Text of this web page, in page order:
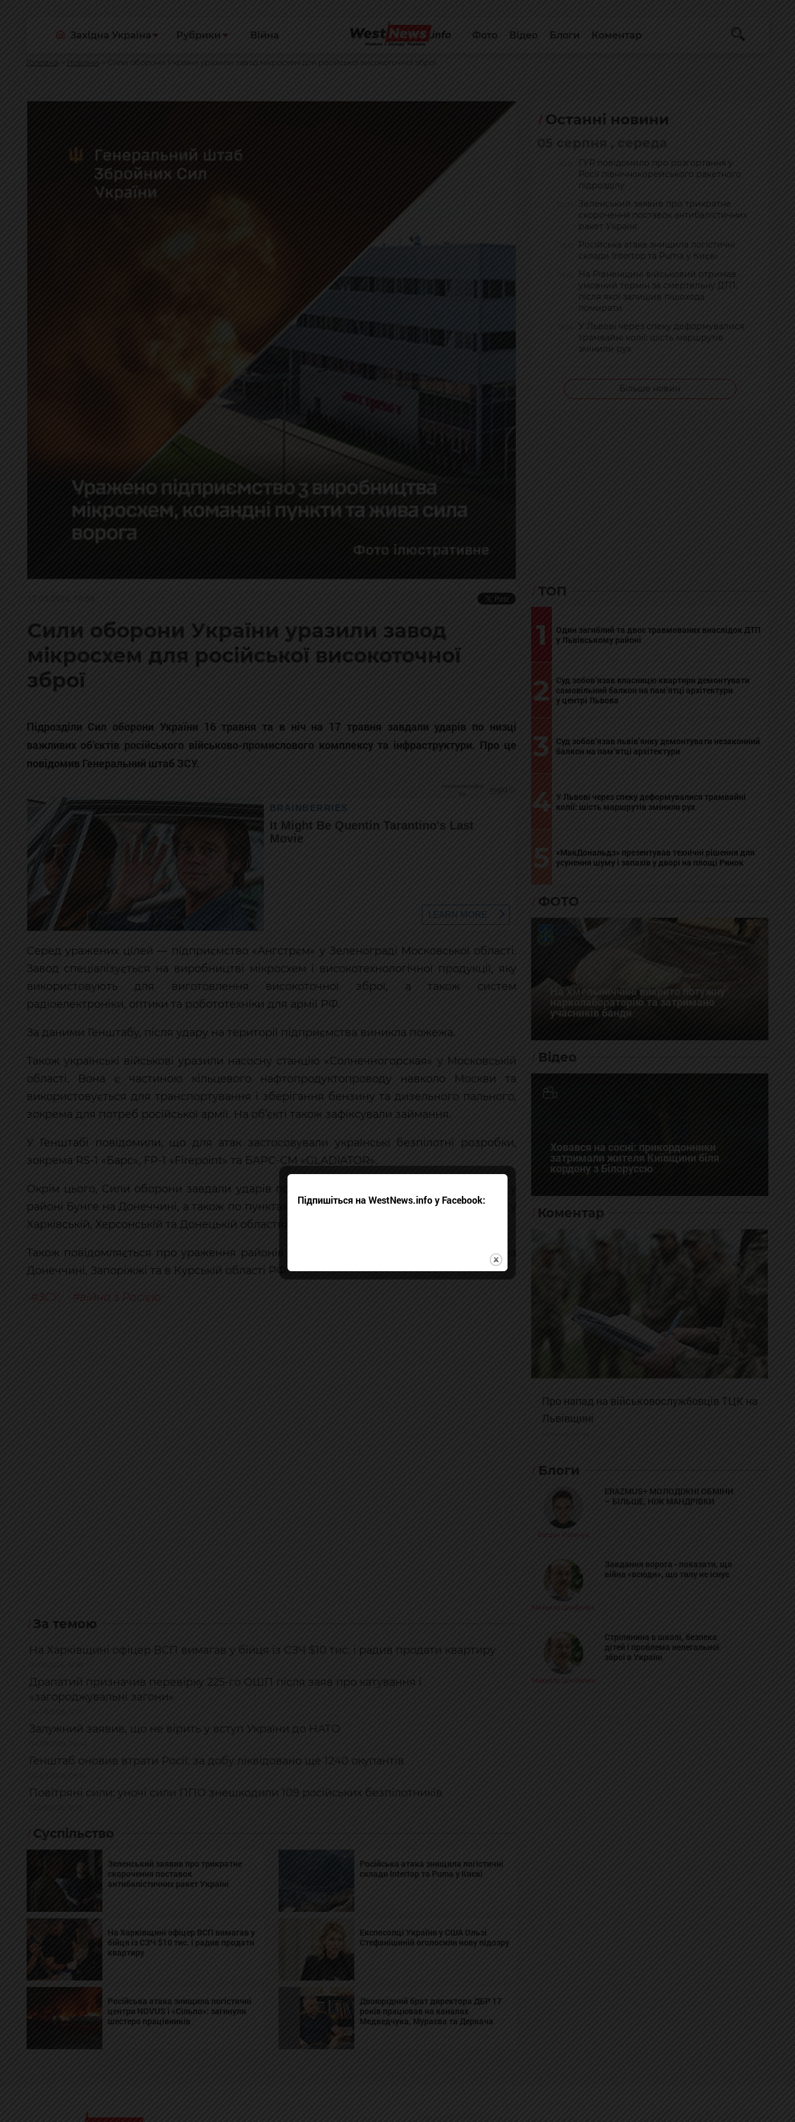
Західна Україна Рубрики Війна Фото Відео Блоги Коментар
Головна Новини Сили оборони України уразили завод мікросхем для російської високоточної зброї
Сили оборони України уразили завод
мікросхем для російської високоточної
зброї
Підрозділи Сил оборони України 16 травня та в ніч на 17 травня завдали ударів по низці
важливих об’єктів російського військово-промислового комплексу та інфраструктури. Про це
повідомив Генеральний штаб ЗСУ.
Серед уражених цілей — підприємство «Ангстрєм» у Зеленограді Московської області.
Завод спеціалізується на виробництві мікросхем і високотехнологічної продукції, яку
використовують для виготовлення високоточної зброї, а також систем
радіоелектроніки, оптики та робототехніки для армії РФ.
За даними Генштабу, після удару на території підприємства виникла пожежа.
Також українські військові уразили насосну станцію «Солнечногорская» у Московській
області. Вона є частиною кільцевого нафтопродуктопроводу навколо Москви та
використовується для транспортування і зберігання бензину та дизельного пального,
зокрема для потреб російської армії. На об’єкті також зафіксували займання.
У Генштабі повідомили, що для атак застосовували українські безпілотні розробки,
зокрема RS-1 «Барс», FP-1 «Firepoint» та БАРС-СМ «GLADIATOR».
Окрім цього, Сили оборони завдали ударів по командному пункту російських військ у
районі Бунге на Донеччині, а також по пунктах управління ворожими безпілотниками у
Харківській, Херсонській та Донецькій областях.
Також повідомляється про ураження районів зосередження російських військових на
Донеччині, Запоріжжі та в Курській області РФ.
ЗСУ, війна з Росією
За темою
На Харківщині офіцер ВСП вимагав у бійця із СЗЧ $10 тис. і радив продати квартиру
Драпатий призначив перевірку 225-го ОШП після заяв про катування і
«загороджувальні загони»
Залужний заявив, що не вірить у вступ України до НАТО
Генштаб оновив втрати Росії: за добу ліквідовано ще 1240 окупантів
Повітряні сили: уночі сили ППО знешкодили 109 російських безпілотників
Суспільство
Зеленський заявив про трикратне
скорочення поставок
антибалістичних ракет Україні
Російська атака знищила логістичні
склади Intertop та Puma у Києві
На Харківщині офіцер ВСП вимагав у
бійця із СЗЧ $10 тис. і радив продати
квартиру
Експосолці України у США Ользі
Стефанішиній оголосили нову підозру
Російська атака знищила логістичні
центри NOVUS і «Сільпо»: загинули
шестеро працівників
Двоюрідний брат директора ДБР 17
років працював на каналах
Медведчука, Мураєва та Деркача
Останні новини
05 серпня , середа
ГУР повідомило про розгортання у
Росії північнокорейського ракетного
підрозділу
Зеленський заявив про трикратне
скорочення поставок антибалістичних
ракет Україні
Російська атака знищила логістичні
склади Intertop та Puma у Києві
На Рівненщині військовий отримав
умовний термін за смертельну ДТП,
після якої залишив пішохода
помирати
У Львові через спеку деформувалися
трамвайні колії: шість маршрутів
змінили рух
Більше новин
ТОП
1
Один загиблий та двоє травмованих внаслідок ДТП
у Львівському районі
2
Суд зобов’язав власницю квартири демонтувати
самовільний балкон на пам’ятці архітектури
у центрі Львова
3
Суд зобов’язав львів’янку демонтувати незаконний
балкон на пам’ятці архітектури
4 У Львові через спеку деформувалися трамвайні
колії: шість маршрутів змінили рух
5
«МакДональдз» презентував технічні рішення для
усунення шуму і запахів у дворі на площі Ринок
ФОТО
На Хмельниччині викрито потужну
нарколабораторію та затримано
учасників банди
Відео
Ховався на сосні: прикордонники
затримали жителя Київщини біля
кордону з Білоруссю
Коментар
Про напад на військовослужбовців ТЦК на
Львівщині
Блоги
Богдан Козійчук
ERAZMUS+ МОЛОДІЖНІ ОБМІНИ
– БІЛЬШЕ, НІЖ МАНДРІВКИ
Михайло Цимбалюк
Завдання ворога - показати, що
війна «всюди», що тилу не існує
Михайло Цимбалюк
Стрілянина в школі, безпека
дітей і проблема нелегальної
зброї в Україні
Підпишіться на WestNews.info у Facebook: